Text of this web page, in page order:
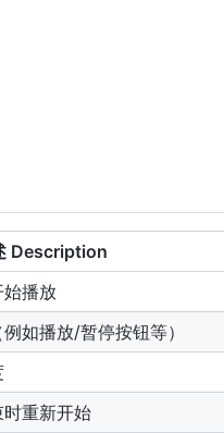
Description
播放
如播放/暂停按钮等）
重新开始